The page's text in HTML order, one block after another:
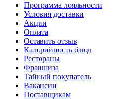
Программа лояльности
Условия доставки
Акции
Оплата
Оставить отзыв
Калорийность блюд
Рестораны
Франшиза
Тайный покупатель
Вакансии
Поставщикам